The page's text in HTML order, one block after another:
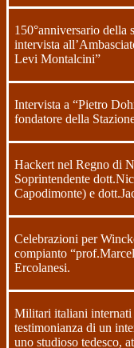
150°anniversario della
intervista
Levi Montalcini”
Intervista a “Pietro
fondatore della
Hackert nel Regno di
Soprintendente
Capodimonte) e
Celebrazioni per
compianto
Ercolanesi.
Militari italiani internati
testimonianza di un
uno studioso tedesco,